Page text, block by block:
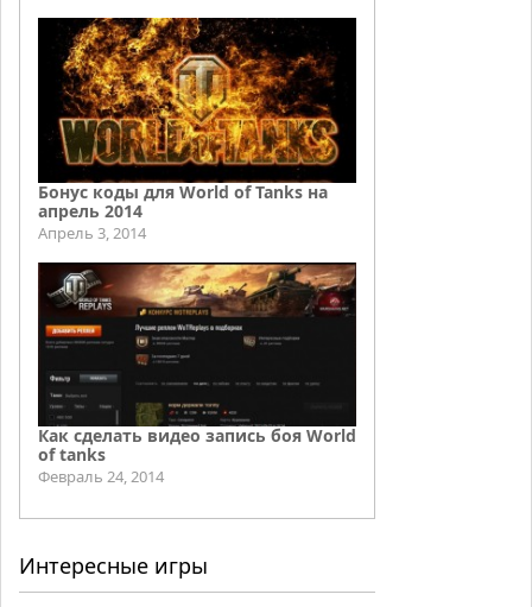
Бонус коды для World of Tanks на
апрель 2014
Апрель 3, 2014
Как сделать видео запись боя World
of tanks
Февраль 24, 2014
Интересные игры